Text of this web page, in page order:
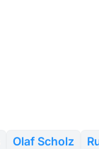
Olaf Scholz